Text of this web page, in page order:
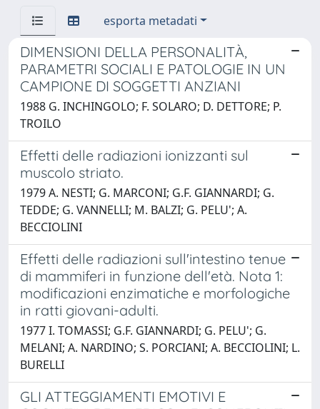
esporta metadati
DIMENSIONI DELLA PERSONALITÀ,
PARAMETRI SOCIALI E PATOLOGIE IN UN
CAMPIONE DI SOGGETTI ANZIANI
1988 G. INCHINGOLO; F. SOLARO; D. DETTORE; P.
TROILO
Effetti delle radiazioni ionizzanti sul
muscolo striato.
1979 A. NESTI; G. MARCONI; G.F. GIANNARDI; G.
TEDDE; G. VANNELLI; M. BALZI; G. PELU'; A.
BECCIOLINI
Effetti delle radiazioni sull'intestino tenue
di mammiferi in funzione dell'età. Nota 1:
modificazioni enzimatiche e morfologiche
in ratti giovani-adulti.
1977 I. TOMASSI; G.F. GIANNARDI; G. PELU'; G.
MELANI; A. NARDINO; S. PORCIANI; A. BECCIOLINI; L.
BURELLI
GLI ATTEGGIAMENTI EMOTIVI E